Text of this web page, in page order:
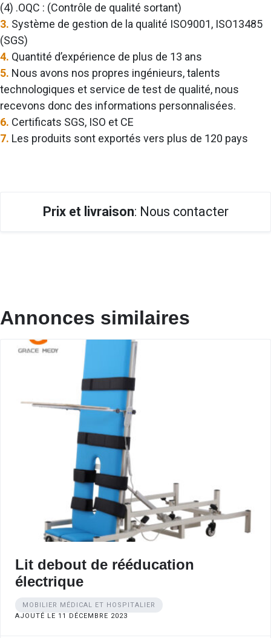
(4) .OQC : (Contrôle de qualité sortant)
3. Système de gestion de la qualité ISO9001, ISO13485
(SGS)
4. Quantité d’expérience de plus de 13 ans
5. Nous avons nos propres ingénieurs, talents
technologiques et service de test de qualité, nous
recevons donc des informations personnalisées.
6. Certificats SGS, ISO et CE
7. Les produits sont exportés vers plus de 120 pays
Prix et livraison: Nous contacter
Annonces similaires
Lit debout de rééducation
électrique
MOBILIER MÉDICAL ET HOSPITALIER
AJOUTÉ LE 11 DÉCEMBRE 2023